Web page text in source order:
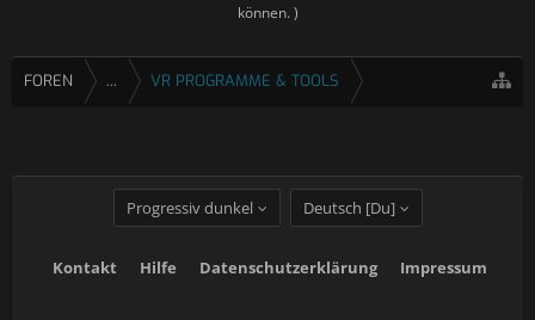
können. )
FOREN ... VR PROGRAMME & TOOLS
Progressiv dunkel Deutsch [Du]
Kontakt Hilfe Datenschutzerklärung Impressum